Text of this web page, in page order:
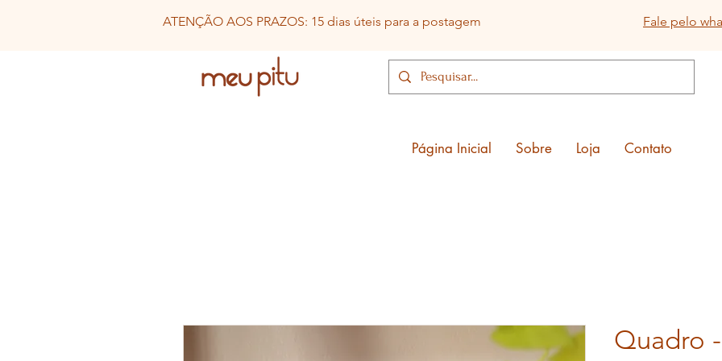
ATENÇÃO AOS PRAZOS: 15 dias úteis para a postagem Fale pelo
Página Inicial Sobre Loja Contato
Quadro